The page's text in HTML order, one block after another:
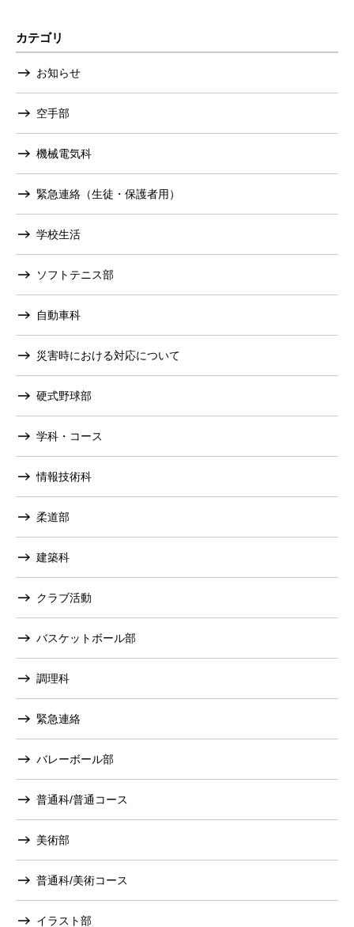
カテゴリ
お知らせ
空手部
機械電気科
緊急連絡（生徒・保護者用）
学校生活
ソフトテニス部
自動車科
災害時における対応について
硬式野球部
学科・コース
情報技術科
柔道部
建築科
クラブ活動
バスケットボール部
調理科
緊急連絡
バレーボール部
普通科/普通コース
美術部
普通科/美術コース
イラスト部